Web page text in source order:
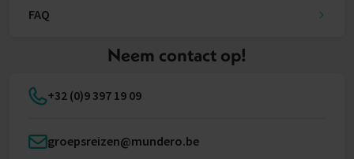
FAQ
Neem contact op!
+32 (0)9 397 19 09
groepsreizen@mundero.be